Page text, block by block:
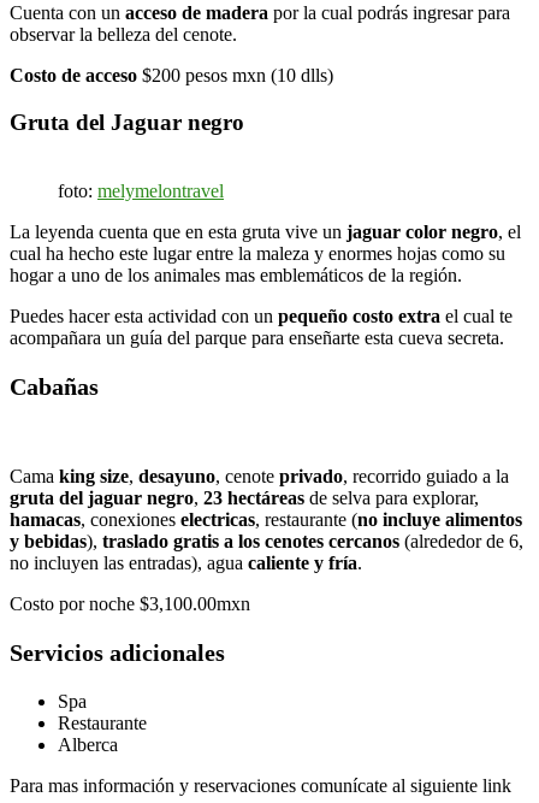
Cuenta con un acceso de madera por la cual podrás ingresar para
observar la belleza del cenote.
Costo de acceso $200 pesos mxn (10 dlls)
Gruta del Jaguar negro
foto: melymelontravel
La leyenda cuenta que en esta gruta vive un jaguar color negro, el
cual ha hecho este lugar entre la maleza y enormes hojas como su
hogar a uno de los animales mas emblemáticos de la región.
Puedes hacer esta actividad con un pequeño costo extra el cual te
acompañara un guía del parque para enseñarte esta cueva secreta.
Cabañas
Cama king size, desayuno, cenote privado, recorrido guiado a la
gruta del jaguar negro, 23 hectáreas de selva para explorar,
hamacas, conexiones electricas, restaurante (no incluye alimentos
y bebidas), traslado gratis a los cenotes cercanos (alrededor de 6,
no incluyen las entradas), agua caliente y fría.
Costo por noche $3,100.00mxn
Servicios adicionales
Spa
Restaurante
Alberca
Para mas información y reservaciones comunícate al siguiente link